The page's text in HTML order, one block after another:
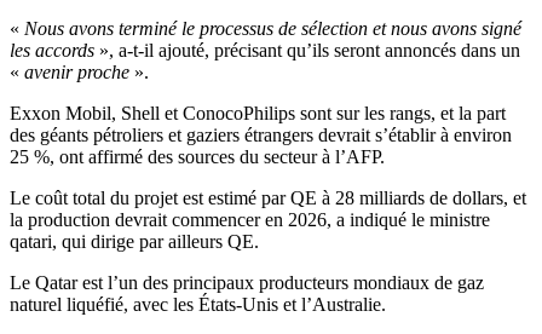
« Nous avons terminé le processus de sélection et nous avons signé
les accords », a-t-il ajouté, précisant qu’ils seront annoncés dans un
« avenir proche ».
Exxon Mobil, Shell et ConocoPhilips sont sur les rangs, et la part
des géants pétroliers et gaziers étrangers devrait s’établir à environ
25 %, ont affirmé des sources du secteur à l’AFP.
Le coût total du projet est estimé par QE à 28 milliards de dollars, et
la production devrait commencer en 2026, a indiqué le ministre
qatari, qui dirige par ailleurs QE.
Le Qatar est l’un des principaux producteurs mondiaux de gaz
naturel liquéfié, avec les États-Unis et l’Australie.